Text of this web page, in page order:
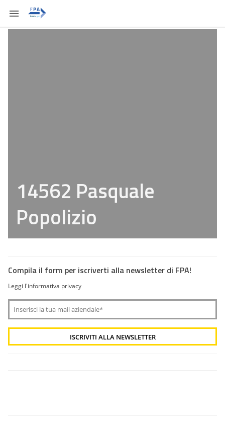
14562 Pasquale
Popolizio
Compila il form per iscriverti alla newsletter di FPA!
Leggi l'informativa privacy